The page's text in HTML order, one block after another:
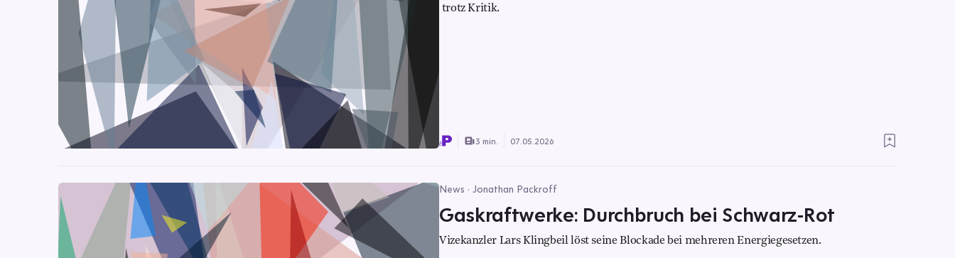
trotz Kritik.
3 min. 07.05.2026
News · Jonathan Packroff
Gaskraftwerke: Durchbruch bei Schwarz-Rot
Vizekanzler Lars Klingbeil löst seine Blockade bei mehreren Energiegesetzen.